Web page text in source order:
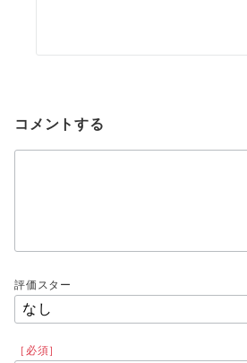
コメントする
評価スター
［必須］